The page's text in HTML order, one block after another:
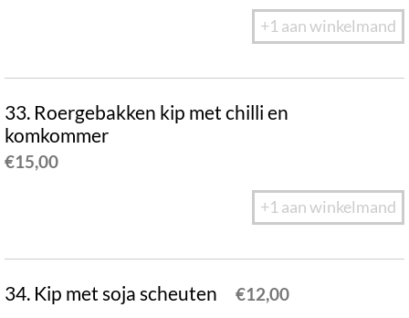
+1 aan winkelmand
33. Roergebakken kip met chilli en
komkommer
€15,00
+1 aan winkelmand
34. Kip met soja scheuten €12,00